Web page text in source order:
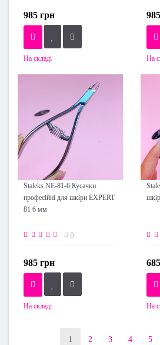
985 грн
На складі На
Staleks NE-81-6 Кусачки
професійні для шкіри EXPERT
81 6 мм
0
985 грн
На складі На
1 2 3 4 5